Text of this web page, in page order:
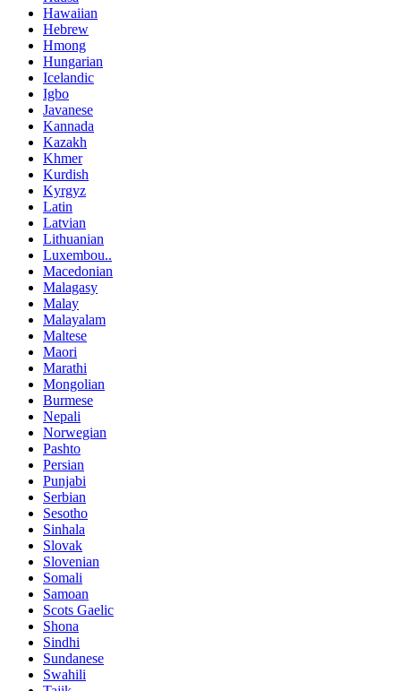
Hawaiian
Hebrew
Hmong
Hungarian
Icelandic
Igbo
Javanese
Kannada
Kazakh
Khmer
Kurdish
Kyrgyz
Latin
Latvian
Lithuanian
Luxembou..
Macedonian
Malagasy
Malay
Malayalam
Maltese
Maori
Marathi
Mongolian
Burmese
Nepali
Norwegian
Pashto
Persian
Punjabi
Serbian
Sesotho
Sinhala
Slovak
Slovenian
Somali
Samoan
Scots Gaelic
Shona
Sindhi
Sundanese
Swahili